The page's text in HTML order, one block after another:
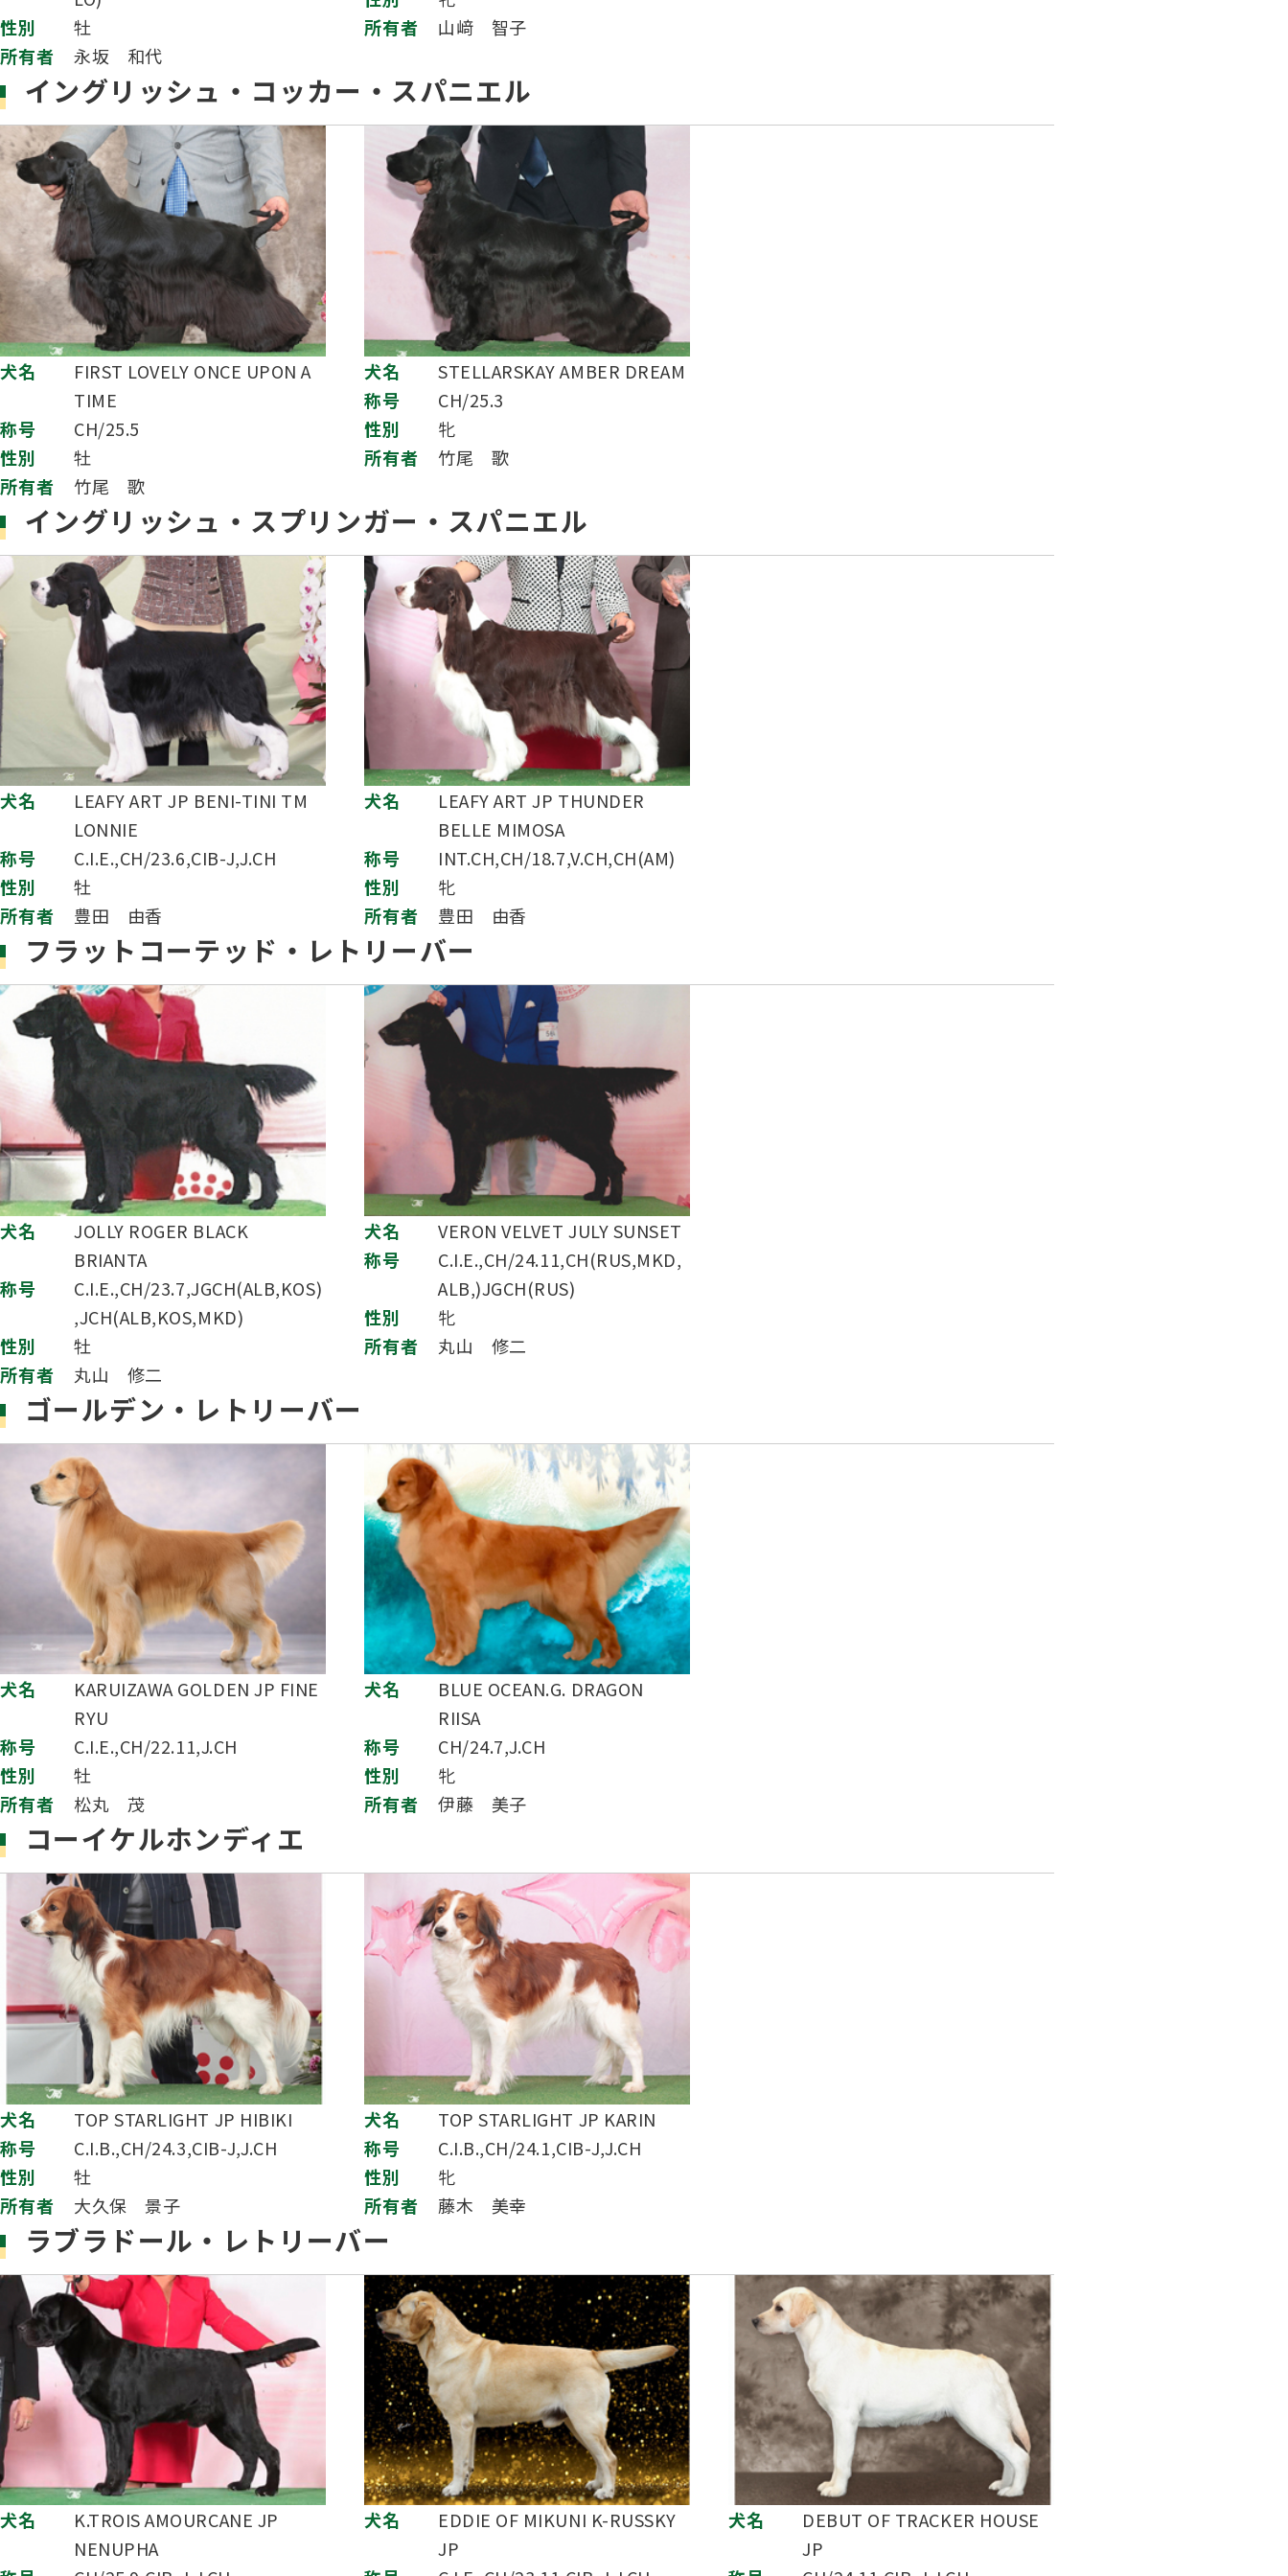
性別
牡
所有者
永坂 和代
所有者
山﨑 智子
イングリッシュ・コッカー・スパニエル
犬名
FIRST LOVELY ONCE UPON A
TIME
称号
CH/25.5
性別
牡
所有者
竹尾 歌
犬名
STELLARSKAY AMBER DREAM
称号
CH/25.3
性別
牝
所有者
竹尾 歌
イングリッシュ・スプリンガー・スパニエル
犬名
LEAFY ART JP BENI-TINI TM
LONNIE
称号
C.I.E.,CH/23.6,CIB-J,J.CH
性別
牡
所有者
豊田 由香
犬名
LEAFY ART JP THUNDER
BELLE MIMOSA
称号
INT.CH,CH/18.7,V.CH,CH(AM)
性別
牝
所有者
豊田 由香
フラットコーテッド・レトリーバー
犬名
JOLLY ROGER BLACK
BRIANTA
称号
C.I.E.,CH/23.7,JGCH(ALB,KOS)
,JCH(ALB,KOS,MKD)
性別
牡
所有者
丸山 修二
犬名
VERON VELVET JULY SUNSET
称号
C.I.E.,CH/24.11,CH(RUS,MKD,
ALB,)JGCH(RUS)
性別
牝
所有者
丸山 修二
ゴールデン・レトリーバー
犬名
KARUIZAWA GOLDEN JP FINE
RYU
称号
C.I.E.,CH/22.11,J.CH
性別
牡
所有者
松丸 茂
犬名
BLUE OCEAN.G. DRAGON
RIISA
称号
CH/24.7,J.CH
性別
牝
所有者
伊藤 美子
コーイケルホンディエ
犬名
TOP STARLIGHT JP HIBIKI
称号
C.I.B.,CH/24.3,CIB-J,J.CH
性別
牡
所有者
大久保 景子
犬名
TOP STARLIGHT JP KARIN
称号
C.I.B.,CH/24.1,CIB-J,J.CH
性別
牝
所有者
藤木 美幸
ラブラドール・レトリーバー
犬名
K.TROIS AMOURCANE JP
NENUPHA
犬名
EDDIE OF MIKUNI K-RUSSKY
JP
犬名
DEBUT OF TRACKER HOUSE
JP